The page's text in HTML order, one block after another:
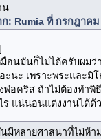
น
ก: Rumia ที่ กรกฎาคม
มือนมันก็ไม่ได้ครับผม
ะนะ เพราะพระและมิ
พ่อคริส ถ้าไม่ต้องทำ
ร แน่นอนแต่งงานได้ด้
มีหลายศาสนาที่ไม่ห้า